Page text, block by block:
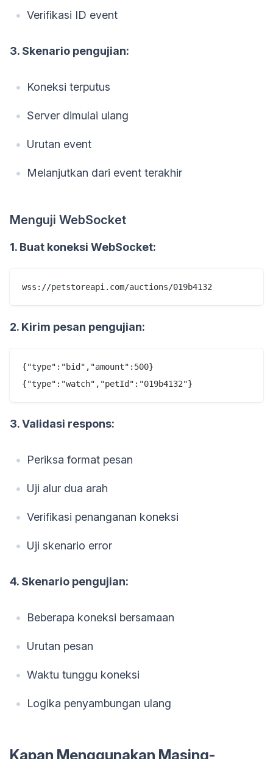
Verifikasi ID event
3. Skenario pengujian:
Koneksi terputus
Server dimulai ulang
Urutan event
Melanjutkan dari event terakhir
Menguji WebSocket
1. Buat koneksi WebSocket:
2. Kirim pesan pengujian:
{"type":"bid","amount":500}
3. Validasi respons:
Periksa format pesan
Uji alur dua arah
Verifikasi penanganan koneksi
Uji skenario error
4. Skenario pengujian:
Beberapa koneksi bersamaan
Urutan pesan
Waktu tunggu koneksi
Logika penyambungan ulang
Kapan Menggunakan Masing-